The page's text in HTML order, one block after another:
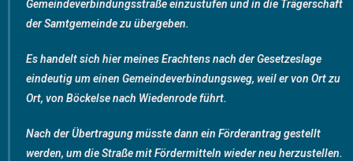
Gemeindeverbindungsstraße einzustufen und in die Trägerschaft
der Samtgemeinde zu übergeben.
Es handelt sich hier meines Erachtens nach der Gesetzeslage
eindeutig um einen Gemeindeverbindungsweg, weil er von Ort zu
Ort, von Böckelse nach Wiedenrode führt.
Nach der Übertragung müsste dann ein Förderantrag gestellt
werden, um die Straße mit Fördermitteln wieder neu herzustellen.